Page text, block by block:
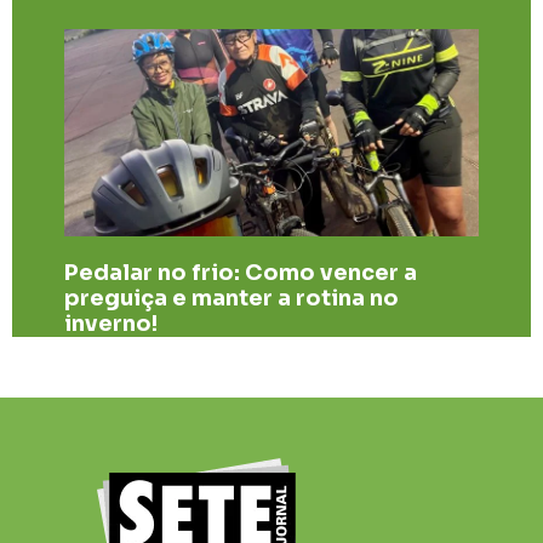
​Pedalar no frio: Como vencer a
preguiça e manter a rotina no
inverno!